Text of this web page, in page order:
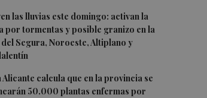
las lluvias este domingo: activan la
por tormentas y posible granizo en la
del Segura, Noroeste, Altiplano y
Alicante calcula que en la provincia se
50.000 plantas enfermas por